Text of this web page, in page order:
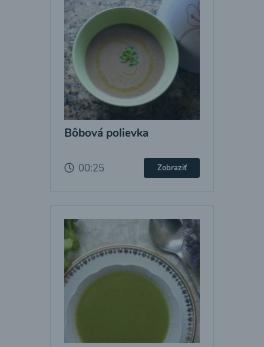
Bôbová polievka
00:25 Zobraziť